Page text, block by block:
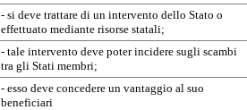
- si deve trattare di un intervento dello Stato o
effettuato mediante risorse statali;
- tale intervento deve poter incidere sugli scambi
tra gli Stati membri;
- esso deve concedere un vantaggio al suo
beneficiari